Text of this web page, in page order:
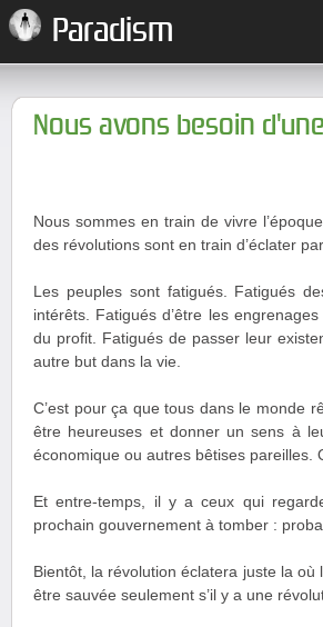
Paradism
Nous avons besoin
Nous sommes en train de vivre
des révolutions sont en train d’éclater
Les peuples sont fatigués. Fatigués
intérêts. Fatigués d’être les
du profit. Fatigués de passer leur
autre but dans la vie.
C’est pour ça que tous dans le monde
être heureuses et donner un sens à
économique ou autres bêtises pareilles.
Et entre-temps, il y a ceux qui
prochain gouvernement à tomber :
Bientôt, la révolution éclatera juste la où
être sauvée seulement s’il y a une